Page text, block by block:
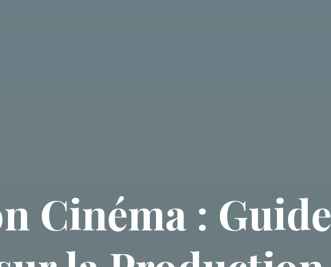
Cinéma : Guide